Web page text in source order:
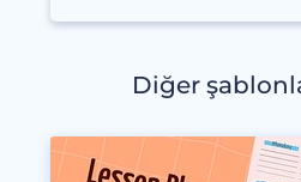
Diğer